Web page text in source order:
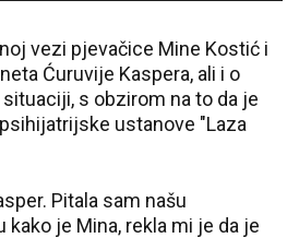
vezi pjevačice Mine Kostić i
Ćuruvije Kaspera, ali i o
s obzirom na to da je
ustanove "Laza
Pitala sam našu
je Mina, rekla mi je da je